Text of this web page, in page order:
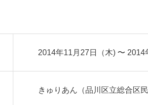
2014年11月27日（木) 〜
きゅりあん（品川区立総合区民